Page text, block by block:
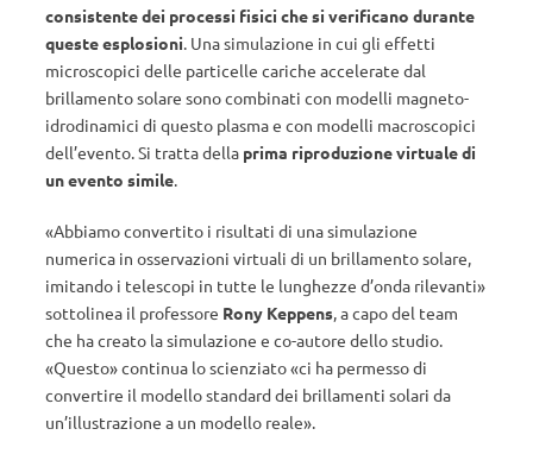
consistente dei processi fisici che si verificano durante
queste esplosioni. Una simulazione in cui gli effetti
microscopici delle particelle cariche accelerate dal
brillamento solare sono combinati con modelli magneto-
idrodinamici di questo plasma e con modelli macroscopici
dell’evento. Si tratta della prima riproduzione virtuale di
un evento simile.
«Abbiamo convertito i risultati di una simulazione
numerica in osservazioni virtuali di un brillamento solare,
imitando i telescopi in tutte le lunghezze d’onda rilevanti»
sottolinea il professore Rony Keppens, a capo del team
che ha creato la simulazione e co-autore dello studio.
«Questo» continua lo scienziato «ci ha permesso di
convertire il modello standard dei brillamenti solari da
un’illustrazione a un modello reale».